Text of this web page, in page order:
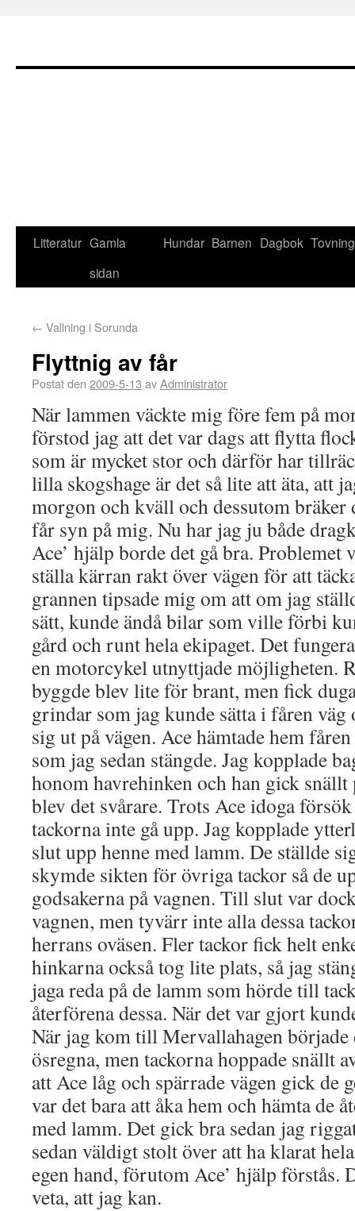
Litteratur Gamla
sidan
Hundar Barnen Dagbok Tovning
← Vallning i Sorunda
Flyttnig av får
Postat den 2009-5-13 avAdministrator
När lammen väckte mig före fem på
förstod jag att det var dags att flytta
som är mycket stor och därför har
lilla skogshage är det så lite att äta, att
morgon och kväll och dessutom
får syn på mig. Nu har jag ju både
Ace’ hjälp borde det gå bra. Problemet
ställa kärran rakt över vägen för att
grannen tipsade mig om att om jag
sätt, kunde ändå bilar som ville förbi
gård och runt hela ekipaget. Det
en motorcykel utnyttjade möjligheten.
byggde blev lite för brant, men fick
grindar som jag kunde sätta i fåren väg
sig ut på vägen. Ace hämtade hem
som jag sedan stängde. Jag kopplade
honom havrehinken och han gick snällt
blev det svårare. Trots Ace idoga
tackorna inte gå upp. Jag kopplade
slut upp henne med lamm. De ställde
skymde sikten för övriga tackor så de
godsakerna på vagnen. Till slut var
vagnen, men tyvärr inte alla dessa
herrans oväsen. Fler tackor fick helt
hinkarna också tog lite plats, så jag
jaga reda på de lamm som hörde till
återförena dessa. När det var gjort
När jag kom till Mervallahagen började
ösregna, men tackorna hoppade snällt
att Ace låg och spärrade vägen gick de
var det bara att åka hem och hämta de
med lamm. Det gick bra sedan jag
sedan väldigt stolt över att ha klarat
egen hand, förutom Ace’ hjälp förstås.
veta, att jag kan.